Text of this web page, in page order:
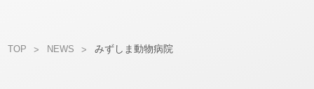
TOP NEWS みずしま動物病院